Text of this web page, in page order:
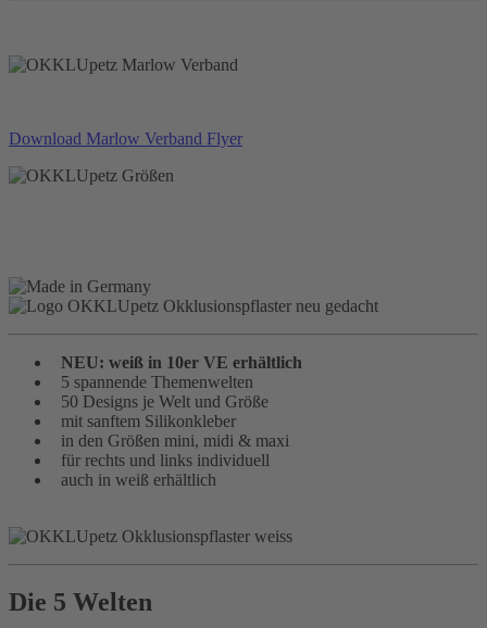
Download Marlow Verband Flyer
NEU: weiß in 10er VE erhältlich
5 spannende Themenwelten
50 Designs je Welt und Größe
mit sanftem Silikonkleber
in den Größen mini, midi & maxi
für rechts und links individuell
auch in weiß erhältlich
Die 5 Welten